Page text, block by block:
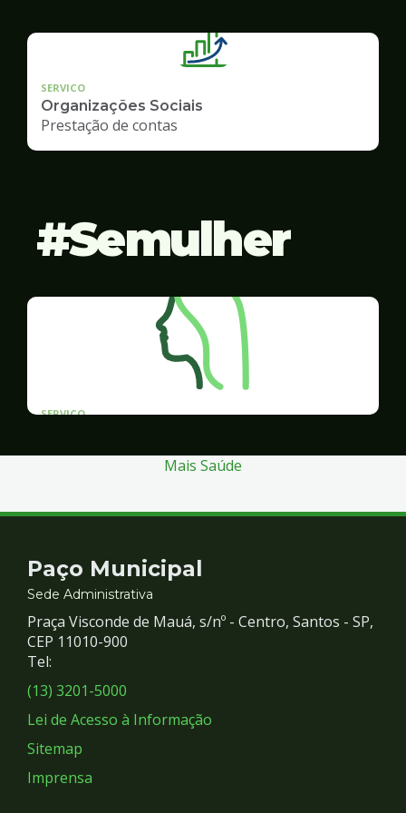
SERVICO
Organizações Sociais
Prestação de contas
Semulher
SERVICO
Mais Saúde
Contato
e
Redes
Sociais
Paço Municipal
Sede Administrativa
Praça Visconde de Mauá, s/nº - Centro, Santos - SP,
CEP 11010-900
Tel:
(13) 3201-5000
Lei de Acesso à Informação
Sitemap
Imprensa